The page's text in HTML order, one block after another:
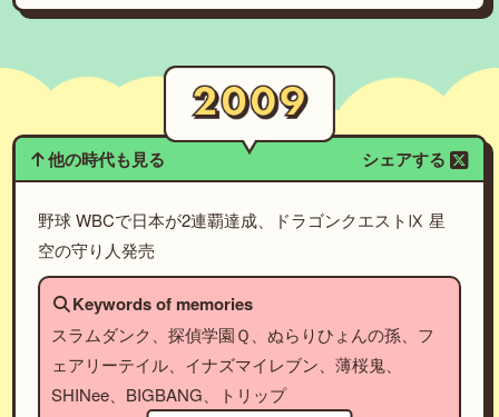
他の時代も見る シェアする
野球 WBCで日本が2連覇達成、ドラゴンクエストⅨ 星
空の守り人発売
Keywords of memories
スラムダンク、探偵学園Ｑ、ぬらりひょんの孫、フ
ェアリーテイル、イナズマイレブン、薄桜鬼、
SHINee、BIGBANG、トリップ